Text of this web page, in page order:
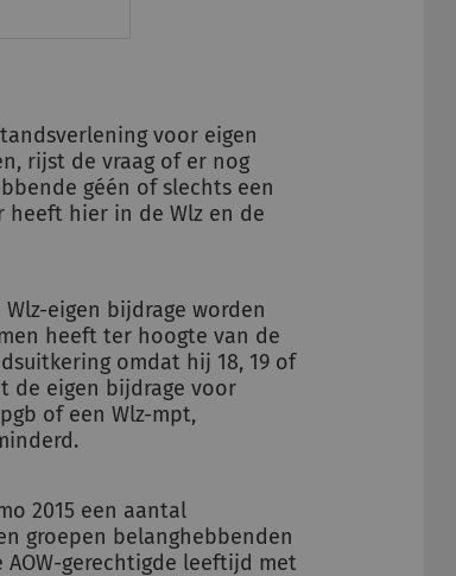
voor eigen
rijst de vraag of er nog
géén of slechts een
heeft hier in de Wlz en de
eigen bijdrage worden
heeft ter hoogte van de
omdat hij 18, 19 of
de eigen bijdrage voor
of een Wlz-mpt,
2015 een aantal
groepen belanghebbenden
gerechtigde leeftijd met